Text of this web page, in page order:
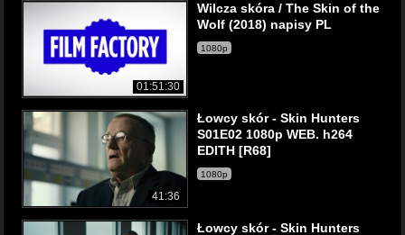
01:51:30
Wilcza skóra / The Skin of the
Wolf (2018) napisy PL
1080p
41:36
Łowcy skór - Skin Hunters
S01E02 1080p WEB. h264
EDITH [R68]
1080p
Łowcy skór - Skin Hunters